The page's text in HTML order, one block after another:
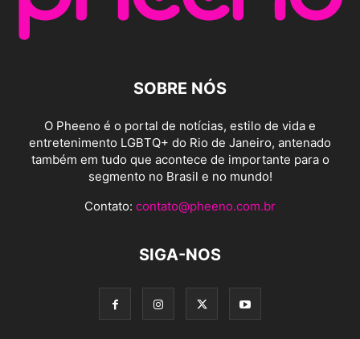
SOBRE NÓS
O Pheeno é o portal de notícias, estilo de vida e
entretenimento LGBTQ+ do Rio de Janeiro, antenado
também em tudo que acontece de importante para o
segmento no Brasil e no mundo!
Contato: contato@pheeno.com.br
SIGA-NOS